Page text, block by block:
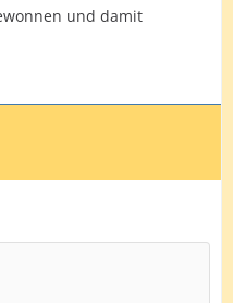
und damit